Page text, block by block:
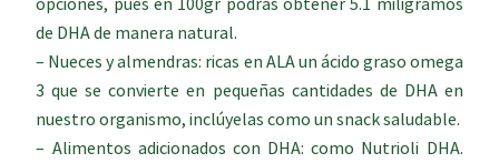
opciones, pues en 100gr podrás obtener 5.1 miligramos
de DHA de manera natural.
– Nueces y almendras: ricas en ALA un ácido graso omega
3 que se convierte en pequeñas cantidades de DHA en
nuestro organismo, inclúyelas como un snack saludable.
– Alimentos adicionados con DHA: como Nutrioli DHA.